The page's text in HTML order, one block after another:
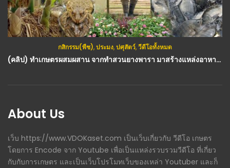
กสิกรรม(พืช),ประมง,ปศุสัตว์,วีดีโอทั้งหมด
(คลิป) ทำเกษตรผสมผสาน จากทำสวนยางพารา มาสร้างแหล่งอาหาร : วีดีโอ เกษตร
About Us
เว็บ https://www.VDOKaset.com เป็นเว็บเกี่ยวกับ วีดีโอ เกษตร
โดยการ Encode จาก Youtube เพื่อเป็นแหล่งรวบรวมวีดีโอ ที่เกี่ยว
กับกับการเกษตร และเป็นเว็บโปรโมทเว็บของเหล่า Youtuber และก็